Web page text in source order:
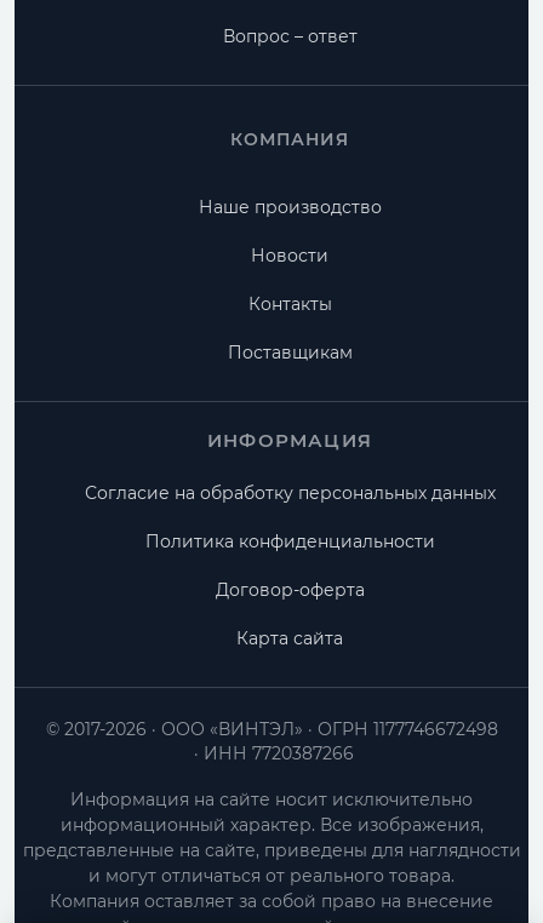
Вопрос – ответ
КОМПАНИЯ
Наше производство
Новости
Контакты
Поставщикам
ИНФОРМАЦИЯ
Согласие на обработку персональных данных
Политика конфиденциальности
Договор-оферта
Карта сайта
ООО «ВИНТЭЛ»
ОГРН 1177746672498
ИНН 7720387266
© 2017-2026
Информация на сайте носит исключительно
информационный характер. Все изображения,
представленные на сайте, приведены для наглядности
и могут отличаться от реального товара.
Компания оставляет за собой право на внесение